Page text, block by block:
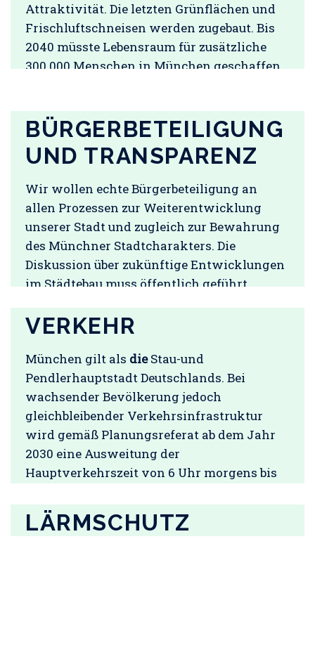
Attraktivität. Die letzten Grünflächen und
Frischluftschneisen werden zugebaut. Bis
2040 müsste Lebensraum für zusätzliche
300.000 Menschen in München geschaffen
BÜRGERBETEILIGUNG
UND TRANSPARENZ
Wir wollen echte Bürgerbeteiligung an
allen Prozessen zur Weiterentwicklung
unserer Stadt und zugleich zur Bewahrung
des Münchner Stadtcharakters. Die
Diskussion über zukünftige Entwicklungen
im Städtebau muss öffentlich geführt
VERKEHR
München gilt als dieStau-und
Pendlerhauptstadt Deutschlands. Bei
wachsender Bevölkerung jedoch
gleichbleibender Verkehrsinfrastruktur
wird gemäß Planungsreferat ab dem Jahr
2030 eine Ausweitung der
Hauptverkehrszeit von 6 Uhr morgens bis
LÄRMSCHUTZ